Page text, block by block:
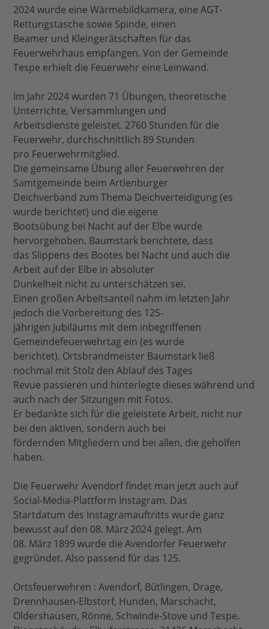
2024 wurde eine Wärmebildkamera, eine AGT-
Rettungstasche sowie Spinde, einen
Beamer und Kleingerätschaften für das
Feuerwehrhaus empfangen. Von der Gemeinde
Tespe erhielt die Feuerwehr eine Leinwand.
Im Jahr 2024 wurden 71 Übungen, theoretische
Unterrichte, Versammlungen und
Arbeitsdienste geleistet. 2760 Stunden für die
Feuerwehr, durchschnittlich 89 Stunden
pro Feuerwehrmitglied.
Die gemeinsame Übung aller Feuerwehren der
Samtgemeinde beim Artlenburger
Deichverband zum Thema Deichverteidigung (es
wurde berichtet) und die eigene
Bootsübung bei Nacht auf der Elbe wurde
hervorgehoben. Baumstark berichtete, dass
das Slippens des Bootes bei Nacht und auch die
Arbeit auf der Elbe in absoluter
Dunkelheit nicht zu unterschätzen sei.
Einen großen Arbeitsanteil nahm im letzten Jahr
jedoch die Vorbereitung des 125-
jährigen Jubiläums mit dem inbegriffenen
Gemeindefeuerwehrtag ein (es wurde
berichtet). Ortsbrandmeister Baumstark ließ
nochmal mit Stolz den Ablauf des Tages
Revue passieren und hinterlegte dieses während und
auch nach der Sitzungen mit Fotos.
Er bedankte sich für die geleistete Arbeit, nicht nur
bei den aktiven, sondern auch bei
fördernden Mitgliedern und bei allen, die geholfen
haben.
Die Feuerwehr Avendorf findet man jetzt auch auf
Social-Media-Plattform Instagram. Das
Startdatum des Instagramauftritts wurde ganz
bewusst auf den 08. März 2024 gelegt. Am
08. März 1899 wurde die Avendorfer Feuerwehr
gegründet. Also passend für das 125.
Ortsfeuerwehren : Avendorf, Bütlingen, Drage,
Drennhausen-Elbstorf, Hunden, Marschacht,
Oldershausen, Rönne, Schwinde-Stove und Tespe.